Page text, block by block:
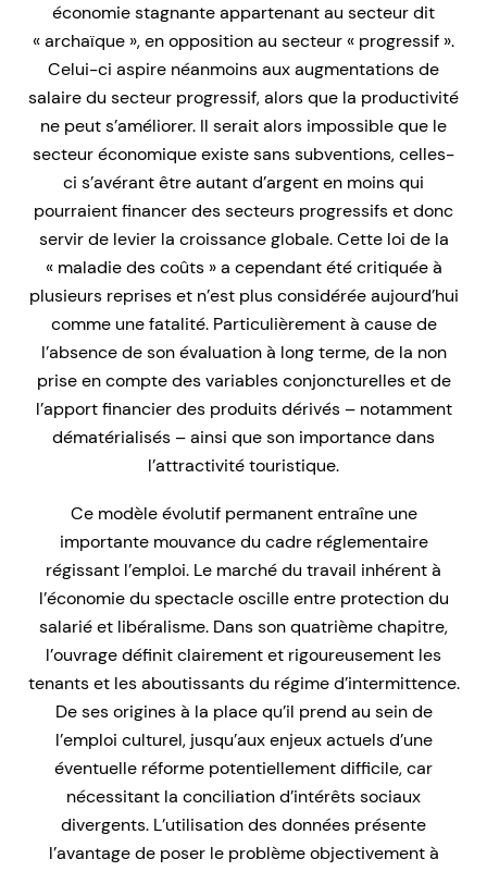
économie stagnante appartenant au secteur dit
« archaïque », en opposition au secteur « progressif ».
Celui-ci aspire néanmoins aux augmentations de
salaire du secteur progressif, alors que la productivité
ne peut s’améliorer. Il serait alors impossible que le
secteur économique existe sans subventions, celles-
ci s’avérant être autant d’argent en moins qui
pourraient financer des secteurs progressifs et donc
servir de levier la croissance globale. Cette loi de la
« maladie des coûts » a cependant été critiquée à
plusieurs reprises et n’est plus considérée aujourd’hui
comme une fatalité. Particulièrement à cause de
l’absence de son évaluation à long terme, de la non
prise en compte des variables conjoncturelles et de
l’apport financier des produits dérivés – notamment
dématérialisés – ainsi que son importance dans
l’attractivité touristique.
Ce modèle évolutif permanent entraîne une
importante mouvance du cadre réglementaire
régissant l’emploi. Le marché du travail inhérent à
l’économie du spectacle oscille entre protection du
salarié et libéralisme. Dans son quatrième chapitre,
l’ouvrage définit clairement et rigoureusement les
tenants et les aboutissants du régime d’intermittence.
De ses origines à la place qu’il prend au sein de
l’emploi culturel, jusqu’aux enjeux actuels d’une
éventuelle réforme potentiellement difficile, car
nécessitant la conciliation d’intérêts sociaux
divergents. L’utilisation des données présente
l’avantage de poser le problème objectivement à